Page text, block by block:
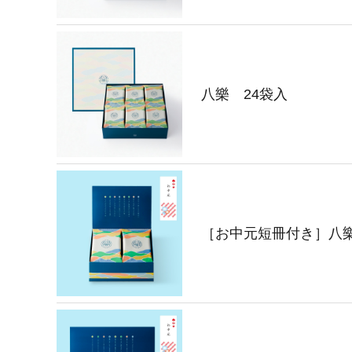
八樂 24袋入
［お中元短冊付き］